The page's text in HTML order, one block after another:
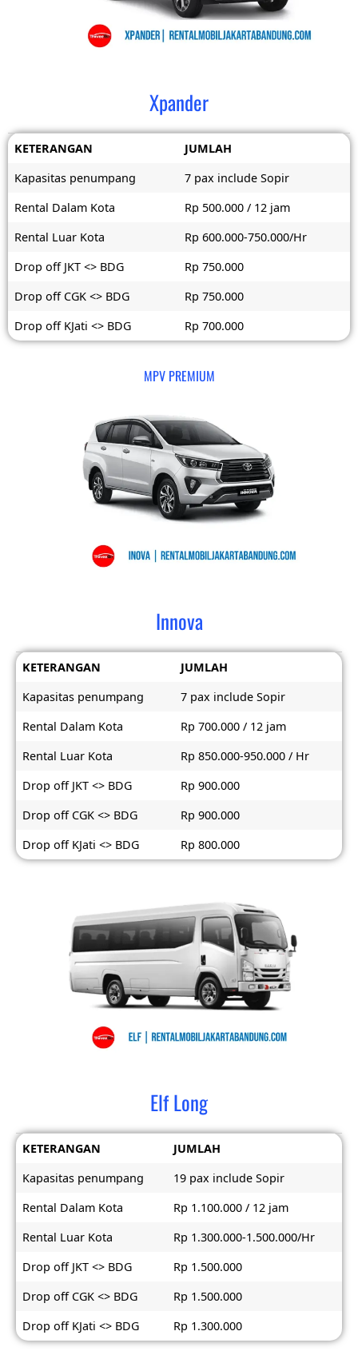
Xpander
KETERANGAN
JUMLAH
Kapasitas penumpang
7 pax include Sopir
Rental Dalam Kota
Rp 500.000 / 12 jam
Rental Luar Kota
Rp 600.000-750.000/Hr
Drop off JKT <> BDG
Rp 750.000
Drop off CGK <> BDG
Rp 750.000
Drop off KJati <> BDG
Rp 700.000
MPV PREMIUM
Innova
KETERANGAN
JUMLAH
Kapasitas penumpang
7 pax include Sopir
Rental Dalam Kota
Rp 700.000 / 12 jam
Rental Luar Kota
Rp 850.000-950.000 / Hr
Drop off JKT <> BDG
Rp 900.000
Drop off CGK <> BDG
Rp 900.000
Drop off KJati <> BDG
Rp 800.000
Elf Long
KETERANGAN
JUMLAH
Kapasitas penumpang
19 pax include Sopir
Rental Dalam Kota
Rp 1.100.000 / 12 jam
Rental Luar Kota
Rp 1.300.000-1.500.000/Hr
Drop off JKT <> BDG
Rp 1.500.000
Drop off CGK <> BDG
Rp 1.500.000
Drop off KJati <> BDG
Rp 1.300.000